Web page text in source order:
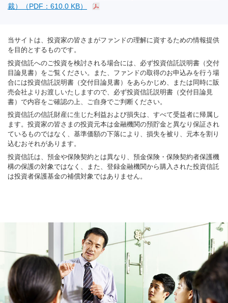
裁）（PDF：610.0 KB）
当サイトは、投資家の皆さまがファンドの理解に資するための情報提供
を目的とするものです。
投資信託へのご投資を検討される場合には、必ず投資信託説明書（交付
目論見書）をご覧ください。また、ファンドの取得のお申込みを行う場
合には投資信託説明書（交付目論見書）をあらかじめ、または同時に販
売会社よりお渡しいたしますので、必ず投資信託説明書（交付目論見
書）で内容をご確認の上、ご自身でご判断ください。
投資信託の信託財産に生じた利益および損失は、すべて受益者に帰属し
ます。投資家の皆さまの投資元本は金融機関の預貯金と異なり保証され
ているものではなく、基準価額の下落により、損失を被り、元本を割り
込むおそれがあります。
投資信託は、預金や保険契約とは異なり、預金保険・保険契約者保護機
構の保護の対象ではなく、また、登録金融機関から購入された投資信託
は投資者保護基金の補償対象ではありません。